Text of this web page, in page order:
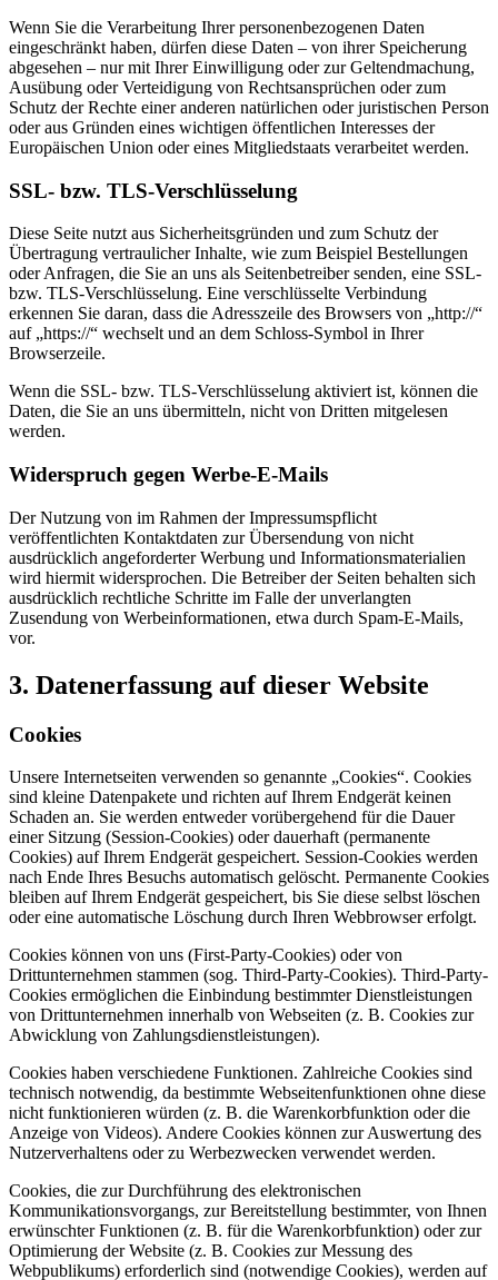
Wenn Sie die Verarbeitung Ihrer personenbezogenen Daten
eingeschränkt haben, dürfen diese Daten – von ihrer Speicherung
abgesehen – nur mit Ihrer Einwilligung oder zur Geltendmachung,
Ausübung oder Verteidigung von Rechtsansprüchen oder zum
Schutz der Rechte einer anderen natürlichen oder juristischen Person
oder aus Gründen eines wichtigen öffentlichen Interesses der
Europäischen Union oder eines Mitgliedstaats verarbeitet werden.
SSL- bzw. TLS-Verschlüsselung
Diese Seite nutzt aus Sicherheitsgründen und zum Schutz der
Übertragung vertraulicher Inhalte, wie zum Beispiel Bestellungen
oder Anfragen, die Sie an uns als Seitenbetreiber senden, eine SSL-
bzw. TLS-Verschlüsselung. Eine verschlüsselte Verbindung
erkennen Sie daran, dass die Adresszeile des Browsers von „http://“
auf „https://“ wechselt und an dem Schloss-Symbol in Ihrer
Browserzeile.
Wenn die SSL- bzw. TLS-Verschlüsselung aktiviert ist, können die
Daten, die Sie an uns übermitteln, nicht von Dritten mitgelesen
werden.
Widerspruch gegen Werbe-E-Mails
Der Nutzung von im Rahmen der Impressumspflicht
veröffentlichten Kontaktdaten zur Übersendung von nicht
ausdrücklich angeforderter Werbung und Informationsmaterialien
wird hiermit widersprochen. Die Betreiber der Seiten behalten sich
ausdrücklich rechtliche Schritte im Falle der unverlangten
Zusendung von Werbeinformationen, etwa durch Spam-E-Mails,
vor.
3. Datenerfassung auf dieser Website
Cookies
Unsere Internetseiten verwenden so genannte „Cookies“. Cookies
sind kleine Datenpakete und richten auf Ihrem Endgerät keinen
Schaden an. Sie werden entweder vorübergehend für die Dauer
einer Sitzung (Session-Cookies) oder dauerhaft (permanente
Cookies) auf Ihrem Endgerät gespeichert. Session-Cookies werden
nach Ende Ihres Besuchs automatisch gelöscht. Permanente Cookies
bleiben auf Ihrem Endgerät gespeichert, bis Sie diese selbst löschen
oder eine automatische Löschung durch Ihren Webbrowser erfolgt.
Cookies können von uns (First-Party-Cookies) oder von
Drittunternehmen stammen (sog. Third-Party-Cookies). Third-Party-
Cookies ermöglichen die Einbindung bestimmter Dienstleistungen
von Drittunternehmen innerhalb von Webseiten (z. B. Cookies zur
Abwicklung von Zahlungsdienstleistungen).
Cookies haben verschiedene Funktionen. Zahlreiche Cookies sind
technisch notwendig, da bestimmte Webseitenfunktionen ohne diese
nicht funktionieren würden (z. B. die Warenkorbfunktion oder die
Anzeige von Videos). Andere Cookies können zur Auswertung des
Nutzerverhaltens oder zu Werbezwecken verwendet werden.
Cookies, die zur Durchführung des elektronischen
Kommunikationsvorgangs, zur Bereitstellung bestimmter, von Ihnen
erwünschter Funktionen (z. B. für die Warenkorbfunktion) oder zur
Optimierung der Website (z. B. Cookies zur Messung des
Webpublikums) erforderlich sind (notwendige Cookies), werden auf